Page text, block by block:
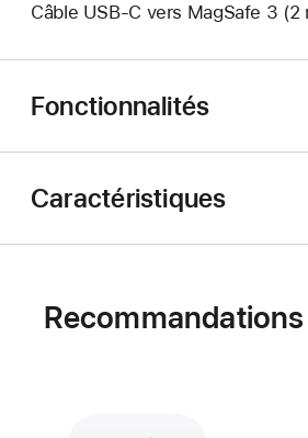
Câble USB-C vers MagSafe 3 (2
Fonctionnalités
Caractéristiques